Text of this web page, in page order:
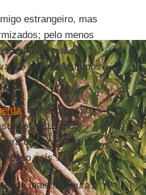
estrangeiro, mas
pelo menos
não estão
interna; estamos
, que são pessoas
acusando
os venezuelanos
nosso país".
mais insegura e